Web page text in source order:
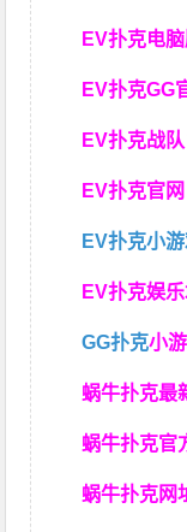
EV扑克电
EV扑克GG
EV扑克战队
EV扑克官
EV扑克小
EV扑克娱
GG扑克小
蜗牛扑克最
蜗牛扑克官
蜗牛扑克网